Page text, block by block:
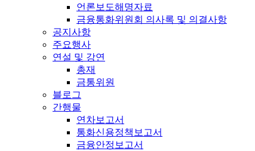
언론보도해명자료
금융통화위원회 의사록 및 의결사항
공지사항
주요행사
연설 및 강연
총재
금통위원
블로그
간행물
연차보고서
통화신용정책보고서
금융안정보고서